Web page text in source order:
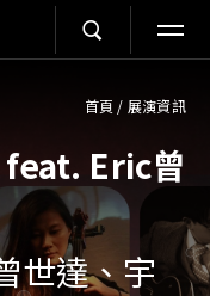
首頁 / 展演資訊
Eric曾
世達、宇